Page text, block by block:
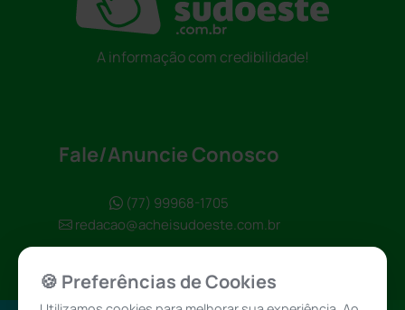
A informação com credibilidade!
Fale/Anuncie Conosco
(77) 99968-1705
redacao@acheisudoeste.com.br
🍪 Preferências de Cookies